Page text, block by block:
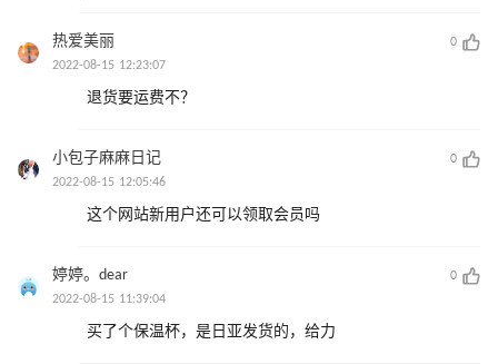
热爱美丽
0
2022-08-15 12:23:07
退货要运费不？
小包子麻麻日记
0
2022-08-15 12:05:46
这个网站新用户还可以领取会员吗
婷婷。dear
0
2022-08-15 11:39:04
买了个保温杯，是日亚发货的，给力